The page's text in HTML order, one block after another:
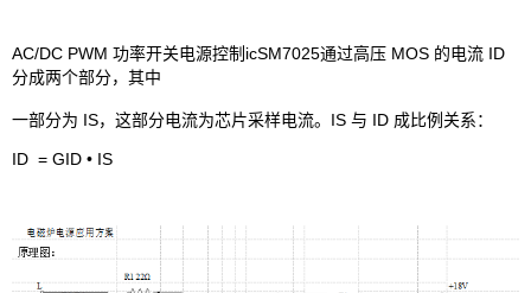
AC/DC PWM 功率开关电源控制icSM7025通过高压 MOS 的电流 ID
分成两个部分，其中
一部分为 IS，这部分电流为芯片采样电流。IS 与 ID 成比例关系：
ID = GID • IS